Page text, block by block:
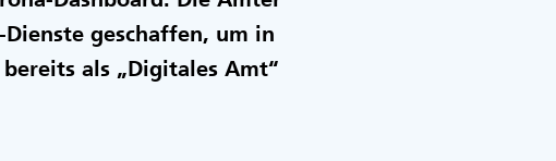
geschaffen, um in
als „Digitales Amt“